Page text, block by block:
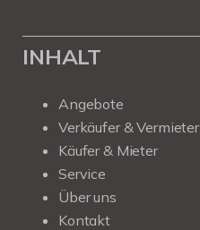
INHALT
Angebote
Verkäufer & Vermieter
Käufer & Mieter
Service
Über uns
Kontakt